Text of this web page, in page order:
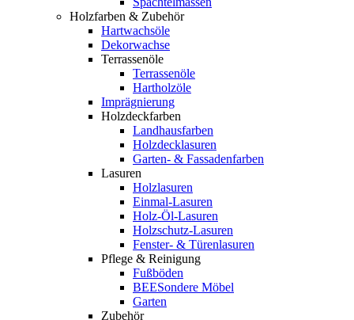
Holzfarben & Zubehör
Hartwachsöle
Dekorwachse
Terrassenöle
Terrassenöle
Hartholzöle
Imprägnierung
Holzdeckfarben
Landhausfarben
Holzdecklasuren
Garten- & Fassadenfarben
Lasuren
Holzlasuren
Einmal-Lasuren
Holz-Öl-Lasuren
Holzschutz-Lasuren
Fenster- & Türenlasuren
Pflege & Reinigung
Fußböden
BEESondere Möbel
Garten
Zubehör